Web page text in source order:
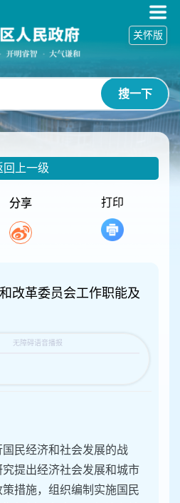
搜一下
关怀版
回上一级
分享 打印
改革委员会工作职能及
国民经济和社会发展的战
提出经济社会发展和城市
措施，组织编制实施国民